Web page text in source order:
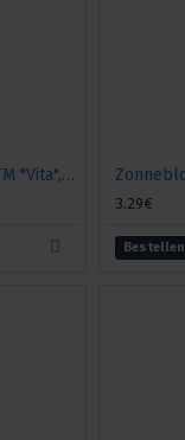
Kersenjam met pit TM "Vita", 680g
3.29€
Bestellen